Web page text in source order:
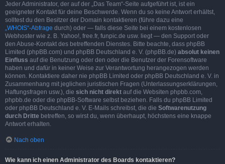
Jeder Administrator, der auf der „Das Team“-Seite aufgeführt ist, ist ein
geeigneter Kontakt für deine Beschwerde. Wenn du so keine Antwort erhältst,
solltest du den Besitzer der Domain kontaktieren (führe dazu eine
„WHOIS“-Abfrage durch) oder — falls diese Seite bei einem kostenlosen
Webhoster wie z. B. Yahoo!, free.fr, funpic.de usw. liegt — den Support oder
den Abuse-Kontakt des betreffenden Dienstes. Bitte beachte, dass phpBB
Limited (phpBB.com) und phpBB Deutschland e. V. (phpBB.de) absolut keinen
Einfluss auf die Benutzung oder den oder die Benutzer der Forensoftware
haben und dafür in keiner Weise zur Verantwortung herangezogen werden
können. Kontaktiere daher nie phpBB Limited oder phpBB Deutschland e. V. in
Zusammenhang mit jeglichen juristischen Fragen (Unterlassungserklärungen,
Haftungsfragen usw.), die sich nicht direkt auf die Websiten phpbb.com,
phpbb.de oder die phpBB-Software selbst beziehen. Falls du phpBB Limited
oder phpBB Deutschland e. V. E-Mails schreibst, die die Softwarenutzung
durch Dritte betreffen, so wirst du, wenn überhaupt, höchstens eine knappe
Antwort erhalten.
Nach oben
Wie kann ich einen Administrator des Boards kontaktieren?